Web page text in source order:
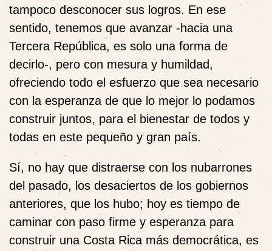
tampoco desconocer sus logros. En ese
sentido, tenemos que avanzar -hacia una
Tercera República, es solo una forma de
decirlo-, pero con mesura y humildad,
ofreciendo todo el esfuerzo que sea necesario
con la esperanza de que lo mejor lo podamos
construir juntos, para el bienestar de todos y
todas en este pequeño y gran país.
Sí, no hay que distraerse con los nubarrones
del pasado, los desaciertos de los gobiernos
anteriores, que los hubo; hoy es tiempo de
caminar con paso firme y esperanza para
construir una Costa Rica más democrática, es